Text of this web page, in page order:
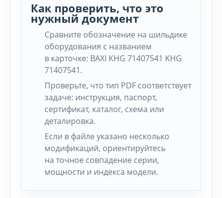
Как проверить, что это
нужный документ
Сравните обозначение на шильдике
оборудования с названием
в карточке: BAXI KHG 71407541 KHG
71407541.
Проверьте, что тип PDF соответствует
задаче: инструкция, паспорт,
сертификат, каталог, схема или
деталировка.
Если в файле указано несколько
модификаций, ориентируйтесь
на точное совпадение серии,
мощности и индекса модели.